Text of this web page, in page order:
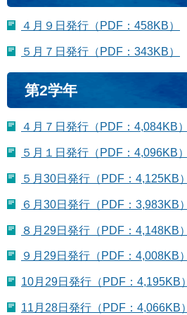
４月９日発行（PDF：458KB）
５月７日発行（PDF：343KB）
第2学年
４月７日発行（PDF：4,084KB）
５月１日発行（PDF：4,096KB）
５月30日発行（PDF：4,125KB）
６月30日発行（PDF：3,983KB）
８月29日発行（PDF：4,148KB）
９月29日発行（PDF：4,008KB）
10月29日発行（PDF：4,195KB）
11月28日発行（PDF：4,066KB）